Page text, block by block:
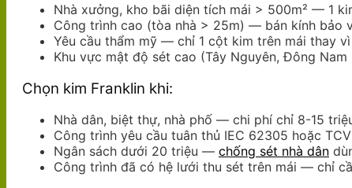
Nhà xưởng, kho bãi diện tích mái > 500m² — 1
Công trình cao (tòa nhà > 25m) — bán kính bảo
Yêu cầu thẩm mỹ — chỉ 1 cột kim trên mái thay
Khu vực mật độ sét cao (Tây Nguyên, Đông Nam
Chọn kim Franklin khi:
Nhà dân, biệt thự, nhà phố — chi phí chỉ 8-15
Công trình yêu cầu tuân thủ IEC 62305 hoặc
Ngân sách dưới 20 triệu — chống sét nhà dân
Công trình đã có hệ lưới thu sét trên mái — chỉ